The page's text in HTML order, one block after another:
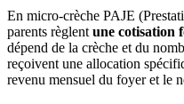
En micro-crèche PAJE
parents règlent une cotisation
dépend de la crèche et du
reçoivent une allocation
revenu mensuel du foyer et le